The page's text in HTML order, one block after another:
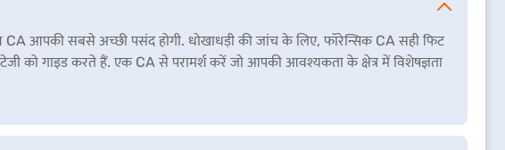
आपकी सबसे अच्छी पसंद होगी. धोखाधड़ी की जांच के लिए, फॉरेन्सिक CA सही फिट
को गाइड करते हैं. एक CA से परामर्श करें जो आपकी आवश्यकता के क्षेत्र में विशेषज्ञता